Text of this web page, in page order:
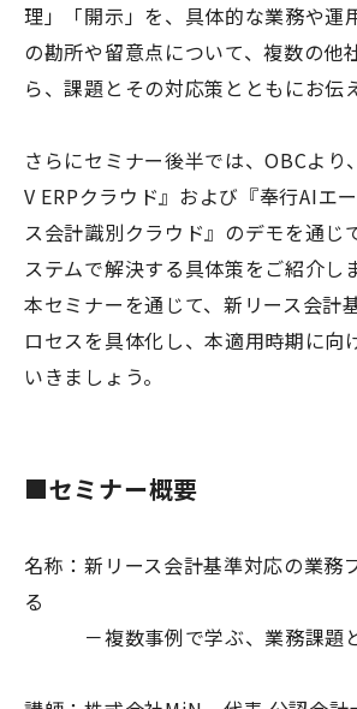
理」「開示」を、具体的な業務や運
の勘所や留意点について、複数の他
ら、課題とその対応策とともにお伝
さらにセミナー後半では、OBCより
V ERPクラウド』および『奉行AIエ
ス会計識別クラウド』のデモを通じ
ステムで解決する具体策をご紹介し
本セミナーを通じて、新リース会計
ロセスを具体化し、本適用時期に向
いきましょう。
■セミナー概要
名称：新リース会計基準対応の業務
る
－複数事例で学ぶ、業務課題